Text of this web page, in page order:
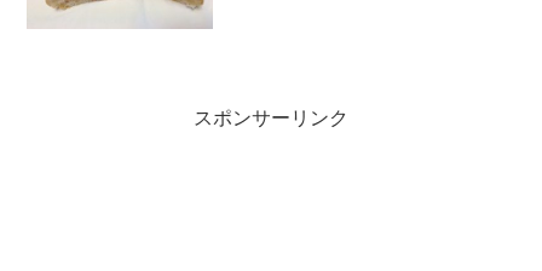
スポンサーリンク